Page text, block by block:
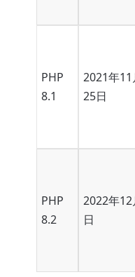
PHP
8.1
2021年11
25日
PHP
8.2
2022年
日